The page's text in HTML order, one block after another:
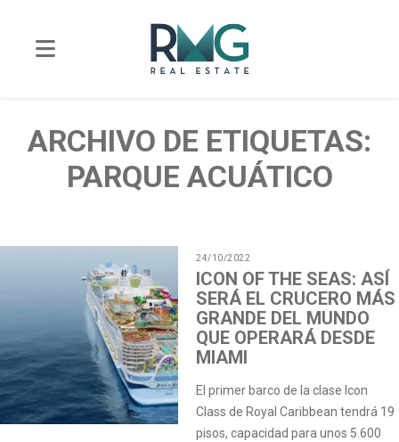
ARCHIVO DE ETIQUETAS:
PARQUE ACUÁTICO
24/10/2022
ICON OF THE SEAS: ASÍ
SERÁ EL CRUCERO MÁS
GRANDE DEL MUNDO
QUE OPERARÁ DESDE
MIAMI
El primer barco de la clase Icon
Class de Royal Caribbean tendrá 19
pisos, capacidad para unos 5.600